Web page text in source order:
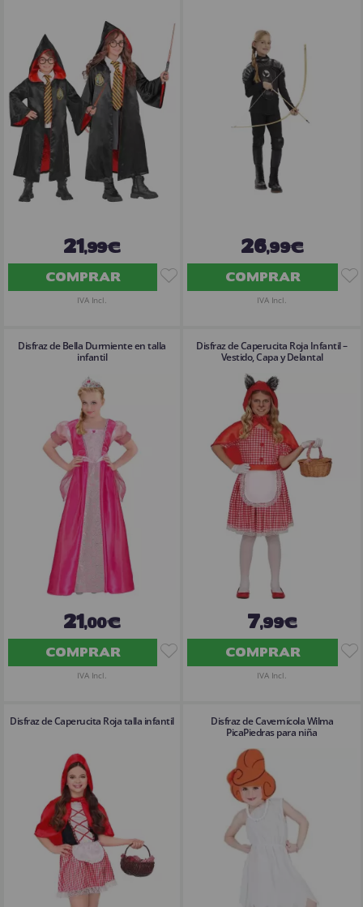
21,99€
COMPRAR
IVA Incl.
26,99€
COMPRAR
IVA Incl.
Disfraz de Bella Durmiente en talla
infantil
21,00€
COMPRAR
IVA Incl.
Disfraz de Caperucita Roja Infantil –
Vestido, Capa y Delantal
7,99€
COMPRAR
IVA Incl.
Disfraz de Caperucita Roja talla infantil
Disfraz de Cavernícola Wilma
PicaPiedras para niña